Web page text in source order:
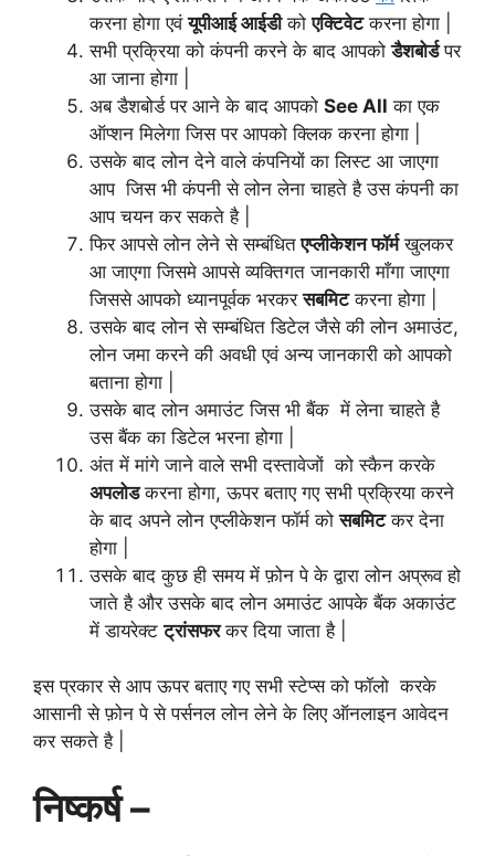
करना होगा एवंयूपीआई आईडीकोएक्टिवेटकरना होगा |
सभी प्रक्रिया को कंपनी करने के बाद आपकोडैशबोर्डपर
आ जाना होगा |
अब डैशबोर्ड पर आने के बाद आपको See All का एक
ऑप्शन मिलेगा जिस पर आपको क्लिक करना होगा |
उसके बाद लोन देने वाले कंपनियों का लिस्ट आ जाएगा
आप जिस भी कंपनी से लोन लेना चाहते है उस कंपनी का
आप चयन कर सकते है |
फिर आपसे लोन लेने से सम्बंधितएप्लीकेशन फॉर्मखुलकर
आ जाएगा जिसमे आपसे व्यक्तिगत जानकारी माँगा जाएगा
जिससे आपको ध्यानपूर्वक भरकरसबमिटकरना होगा |
उसके बाद लोन से सम्बंधित डिटेल जैसे की लोन अमाउंट,
लोन जमा करने की अवधी एवं अन्य जानकारी को आपको
बताना होगा |
उसके बाद लोन अमाउंट जिस भी बैंक में लेना चाहते है
उस बैंक का डिटेल भरना होगा |
अंत में मांगे जाने वाले सभी दस्तावेजों को स्कैन करके
अपलोडकरना होगा, ऊपर बताए गए सभी प्रक्रिया करने
के बाद अपने लोन एप्लीकेशन फॉर्म कोसबमिटकर देना
होगा |
उसके बाद कुछ ही समय में फ़ोन पे के द्वारा लोन अप्रूव हो
जाते है और उसके बाद लोन अमाउंट आपके बैंक अकाउंट
में डायरेक्टट्रांसफरकर दिया जाता है |
इस प्रकार से आप ऊपर बताए गए सभी स्टेप्स को फॉलो करके
आसानी से फ़ोन पे से पर्सनल लोन लेने के लिए ऑनलाइन आवेदन
कर सकते है |
निष्कर्ष –